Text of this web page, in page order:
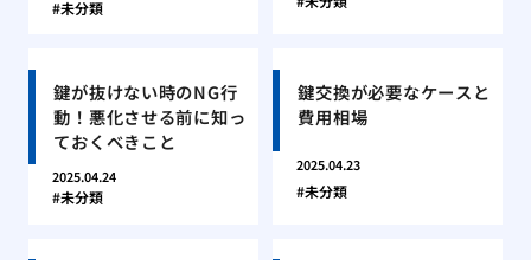
未分類
鍵が抜けない時のNG行
動！悪化させる前に知っ
ておくべきこと
2025.04.24
未分類
鍵交換が必要なケースと
費用相場
2025.04.23
未分類